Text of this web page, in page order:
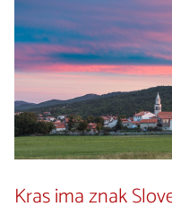
Kras ima znak